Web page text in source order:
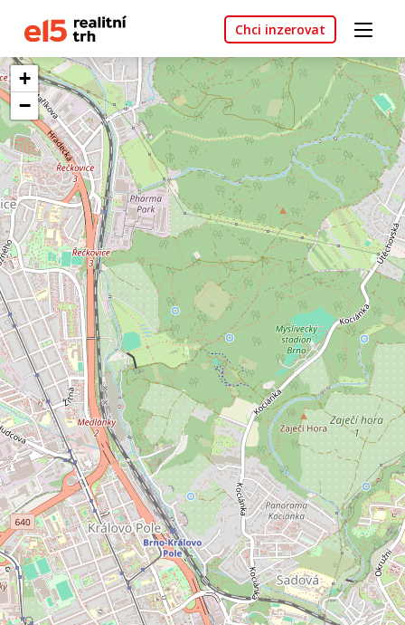
Chci inzerovat
+
−